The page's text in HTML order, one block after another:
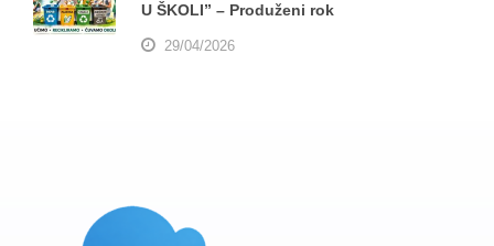
U ŠKOLI” – Produženi rok
29/04/2026